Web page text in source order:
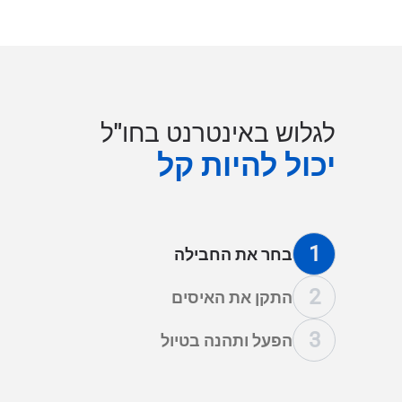
לגלוש באינטרנט בחו"ל
יכול להיות קל
1 בחר את החבילה
2 התקן את האיסים
3 הפעל ותהנה בטיול